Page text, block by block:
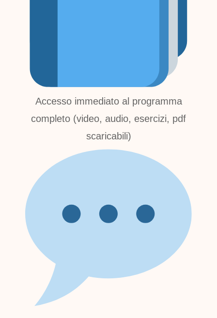
Accesso immediato al programma
completo (video, audio, esercizi, pdf
scaricabili)